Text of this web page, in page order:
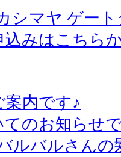
シマヤ ゲー
込みはこちら
内です♪
のお知らせ
ルバルさん